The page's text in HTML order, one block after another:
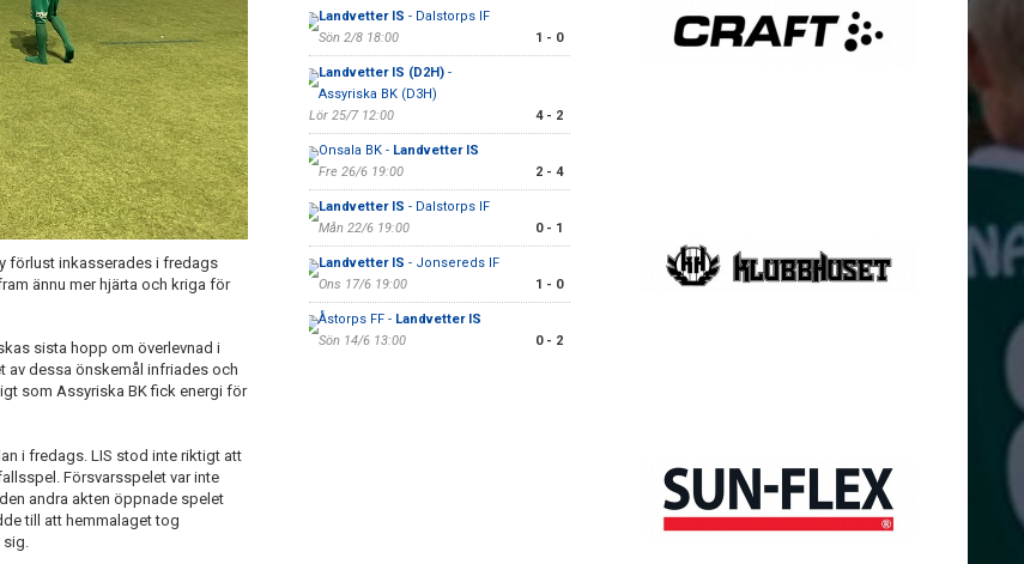
förlust inkasserades i fredags
ännu mer hjärta och kriga för
sista hopp om överlevnad i
av dessa önskemål infriades och
som Assyriska BK fick energi för
i fredags. LIS stod inte riktigt att
Försvarsspelet var inte
andra akten öppnade spelet
till att hemmalaget tog
sig.
Landvetter IS - Dalstorps IF
Sön 2/8 18:00
1 - 0
Landvetter IS (D2H)-
Assyriska BK (D3H)
Lör 25/7 12:00
4 - 2
Onsala BK - Landvetter IS
Fre 26/6 19:00
2 - 4
Landvetter IS - Dalstorps IF
Mån 22/6 19:00
0 - 1
Landvetter IS - Jonsereds IF
Ons 17/6 19:00
1 - 0
Åstorps FF - Landvetter IS
Sön 14/6 13:00
0 - 2